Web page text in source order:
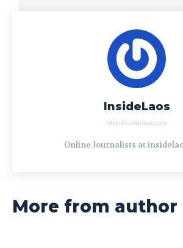
InsideLaos
http://insidelaos.com
Online Journalists at
More from author